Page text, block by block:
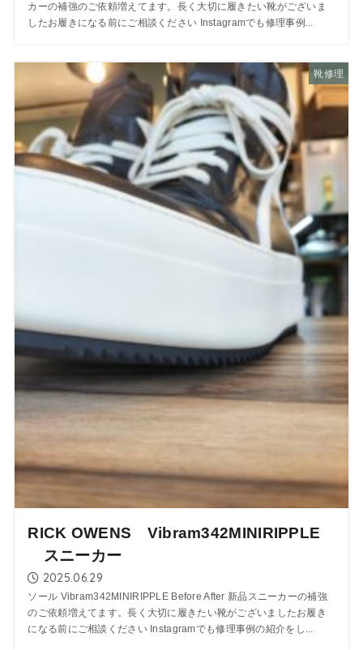
カーの補強のご依頼増えてます。長く大切に履きたい靴がございま
したお履きになる前にご相談ください Instagramでも修理事例...
靴修理
RICK OWENS Vibram342MINIRIPPLE
スニーカー
2025.06.29
ソール Vibram342MINIRIPPLE Before After 新品スニーカーの補強
のご依頼増えてます。長く大切に履きたい靴がございましたお履き
になる前にご相談ください Instagramでも修理事例の紹介をし...